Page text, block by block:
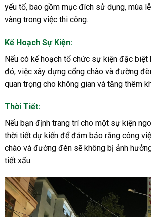
yếu tố, bao gồm mục đích sử dụng, mùa
vàng trong việc thi công.
Kế Hoạch Sự Kiện:
Nếu có kế hoạch tổ chức sự kiện đặc biệt
đó, việc xây dựng cổng chào và đường
quan trọng cho không gian và tăng thêm
Thời Tiết:
Nếu bạn định trang trí cho một sự kiện
thời tiết dự kiến để đảm bảo rằng công
chào và đường đèn sẽ không bị ảnh
tiết xấu.